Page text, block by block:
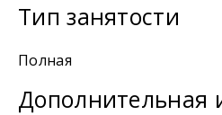
Тип занятости
Полная
Дополнительная